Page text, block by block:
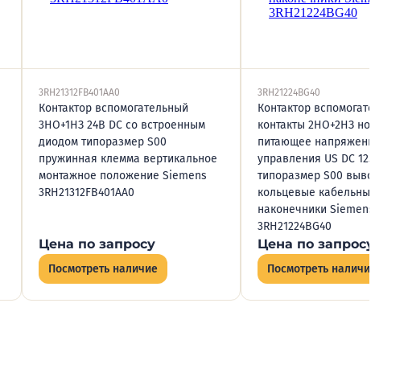
3RH21312FB401AA0
Контактор вспомогательный
3НО+1НЗ 24В DC со встроенным
диодом типоразмер S00
пружинная клемма вертикальное
монтажное положение Siemens
3RH21312FB401AA0
Цена по запросу
Посмотреть наличие
3RH21224BG40
Контактор вспомогательный
контакты 2НО+2НЗ
питающее напряжение
управления US DC 125В
типоразмер S00 выводы
кольцевые кабельные
наконечники Siemens
3RH21224BG40
Цена по запросу
Посмотреть наличие